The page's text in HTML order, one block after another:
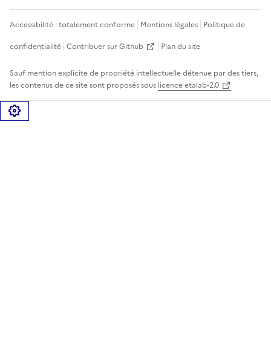
Accessibilité : totalement conforme Mentions légales Politique de
confidentialité Contribuer sur Github Plan du site
Sauf mention explicite de propriété intellectuelle détenue par des tiers,
les contenus de ce site sont proposés sous licence etalab-2.0
Gérer les cookies